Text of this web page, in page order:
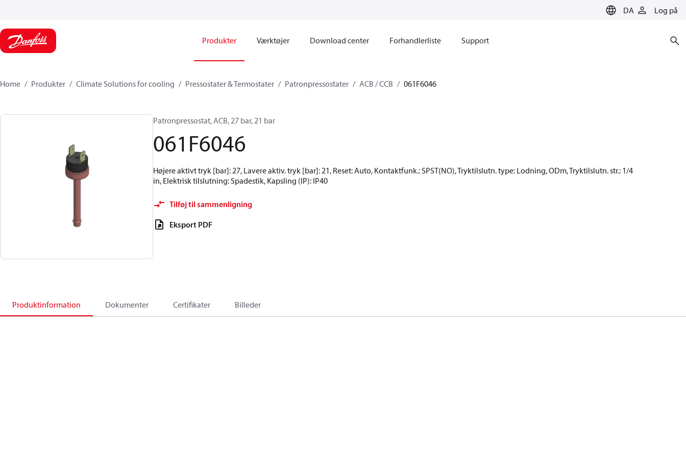
DA Log på
Produkter Værktøjer Download center Forhandlerliste Support
Home Produkter Climate Solutions for cooling Pressostater & Termostater Patronpressostater ACB / CCB 061F6046
Patronpressostat, ACB, 27 bar, 21 bar
061F6046
Højere aktivt tryk [bar]: 27, Lavere aktiv. tryk [bar]: 21, Reset: Auto, Kontaktfunk.: SPST(NO), Tryktilslutn. type: Lodning, ODm, Tryktilslutn. str.: 1/4
in, Elektrisk tilslutning: Spadestik, Kapsling (IP): IP40
Tilføj til sammenligning
Eksport PDF
Produktinformation Dokumenter Certifikater Billeder